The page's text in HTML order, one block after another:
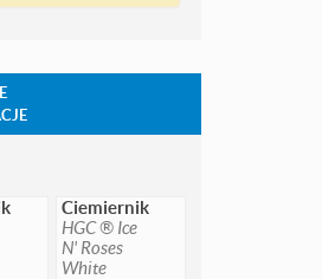
Ciemiernik
HGC ® Ice
N' Roses
White